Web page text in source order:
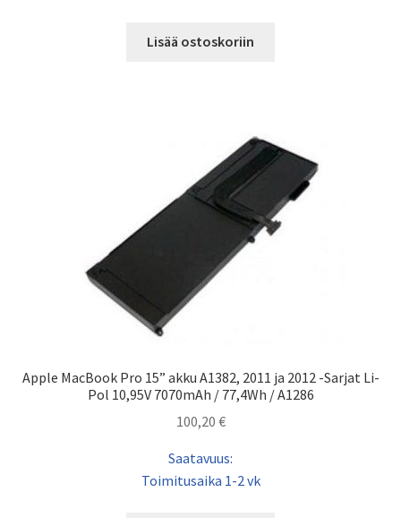
Lisää ostoskoriin
Apple MacBook Pro 15” akku A1382, 2011 ja 2012 -Sarjat Li-
Pol 10,95V 7070mAh / 77,4Wh / A1286
100,20 €
Saatavuus:
Toimitusaika 1-2 vk